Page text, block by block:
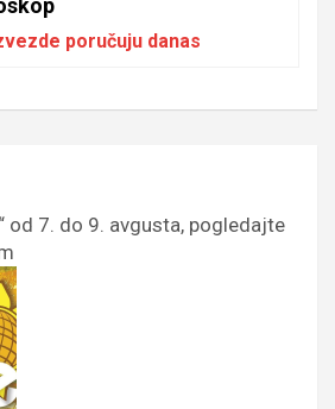
poručuju danas
od 7. do 9. avgusta, pogledajte